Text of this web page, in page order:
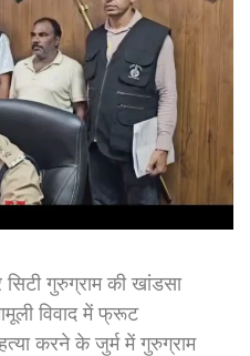
गुरुग्राम की खांडसा
विवाद में फ्रूट
करने के जुर्म में गुरुग्राम